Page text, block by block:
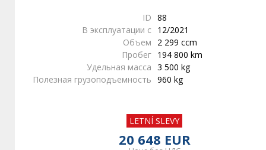
ID 88
В эксплуатации с 12/2021
Объем
2 299 ccm
Пробег 194 800 km
Удельная масса 3 500 kg
Полезная грузоподъемность 960 kg
LETNÍ SLEVY
20 648 EUR